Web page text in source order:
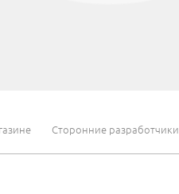
Сторонние разработчики